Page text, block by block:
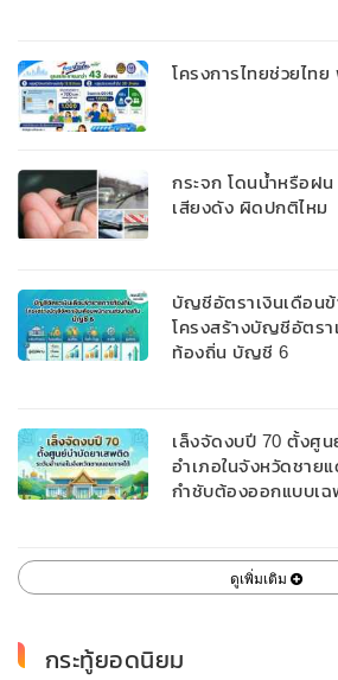
โครงการไทยช่วยไท
กระจก โดนน้ำหรือฝ
เสียงดัง ผิดปกติไหม
บัญชีอัตราเงินเดือน
โครงสร้างบัญชีอัตร
ท้องถิ่น บัญชี 6
เล็งจัดงบปี 70 ตั้งศู
อำเภอในจังหวัดชาย
กำชับต้องออกแบบเ
ดูเพิ่มเติม
กระทู้ยอดนิยม